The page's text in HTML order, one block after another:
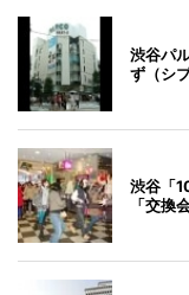
渋谷パ
ず（シ
渋谷「
「交換